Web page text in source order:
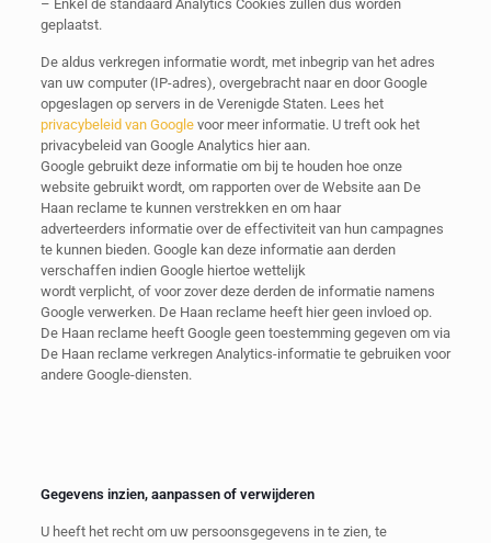
– Enkel de standaard Analytics Cookies zullen dus worden
geplaatst.
De aldus verkregen informatie wordt, met inbegrip van het adres
van uw computer (IP-adres), overgebracht naar en door Google
opgeslagen op servers in de Verenigde Staten. Lees het
privacybeleid van Googlevoor meer informatie. U treft ook het
privacybeleid van Google Analytics hier aan.
Google gebruikt deze informatie om bij te houden hoe onze
website gebruikt wordt, om rapporten over de Website aan De
Haan reclame te kunnen verstrekken en om haar
adverteerders informatie over de effectiviteit van hun campagnes
te kunnen bieden. Google kan deze informatie aan derden
verschaffen indien Google hiertoe wettelijk
wordt verplicht, of voor zover deze derden de informatie namens
Google verwerken. De Haan reclame heeft hier geen invloed op.
De Haan reclame heeft Google geen toestemming gegeven om via
De Haan reclame verkregen Analytics-informatie te gebruiken voor
andere Google-diensten.
Gegevens inzien, aanpassen of verwijderen
U heeft het recht om uw persoonsgegevens in te zien, te